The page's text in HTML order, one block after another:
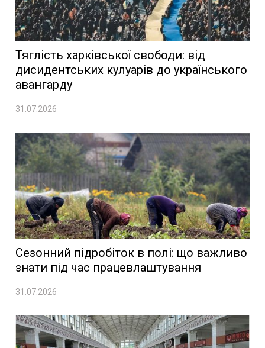
Тяглість харківської свободи: від
дисидентських кулуарів до українського
авангарду
31.07.2026
Сезонний підробіток в полі: що важливо
знати під час працевлаштування
31.07.2026